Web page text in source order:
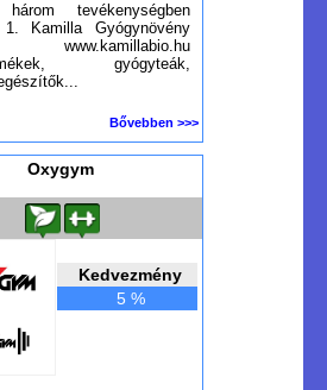
tevékenységben
Kamilla Gyógynövény
gyógyteák,
Bővebben >>>
Oxygym
Kedvezmény
5 %